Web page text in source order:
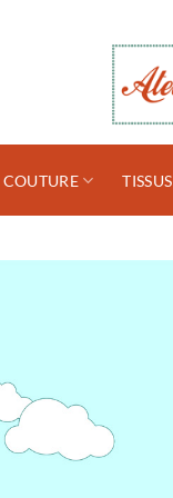
COUTURE TISSUS